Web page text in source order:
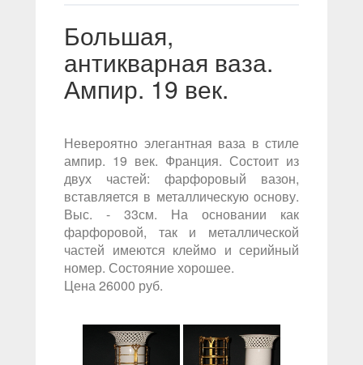
Большая,
антикварная ваза.
Ампир. 19 век.
Невероятно элегантная ваза в стиле
ампир. 19 век. Франция. Состоит из
двух частей: фарфоровый вазон,
вставляется в металлическую основу.
Выс. - 33см. На основании как
фарфоровой, так и металлической
частей имеются клеймо и серийный
номер. Состояние хорошее.
Цена 26000 руб.